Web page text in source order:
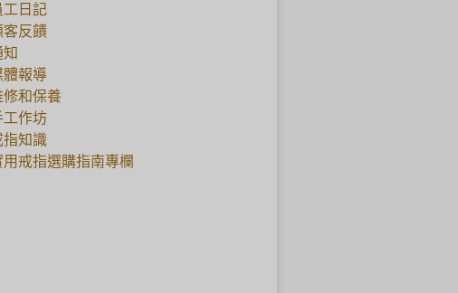
工日記
客反饋
知
體報導
修和保養
工作坊
指知識
用戒指選購指南專欄